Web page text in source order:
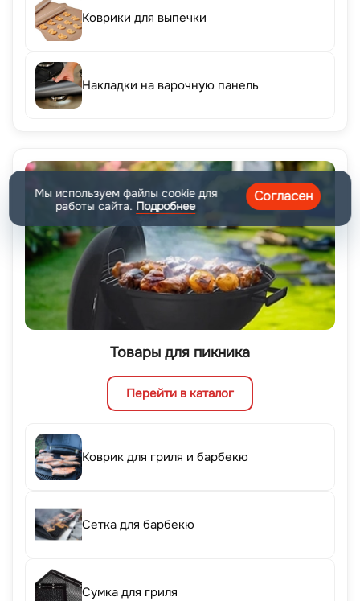
Коврики для выпечки
Накладки на варочную панель
Товары для пикника
Перейти в каталог
Коврик для гриля и барбекю
Сетка для барбекю
Сумка для гриля
Мы используем файлы cookie для
работы сайта. Подробнее
Согласен